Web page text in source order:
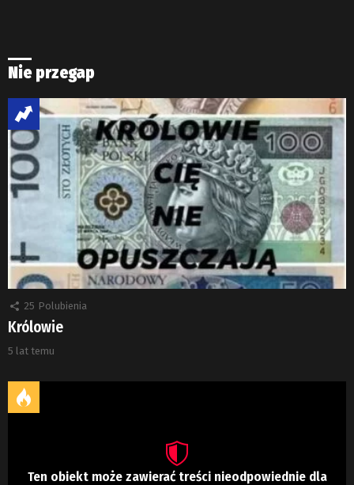
Nie przegap
25 Polubienia
Królowie
5 lat temu
Ten obiekt może zawierać treści nieodpowiednie dla